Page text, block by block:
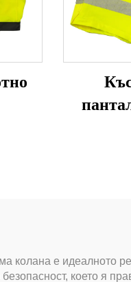
колана е идеалното
което я